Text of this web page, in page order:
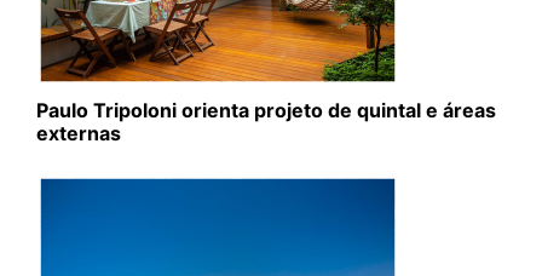
Paulo Tripoloni orienta projeto de quintal e áreas
externas